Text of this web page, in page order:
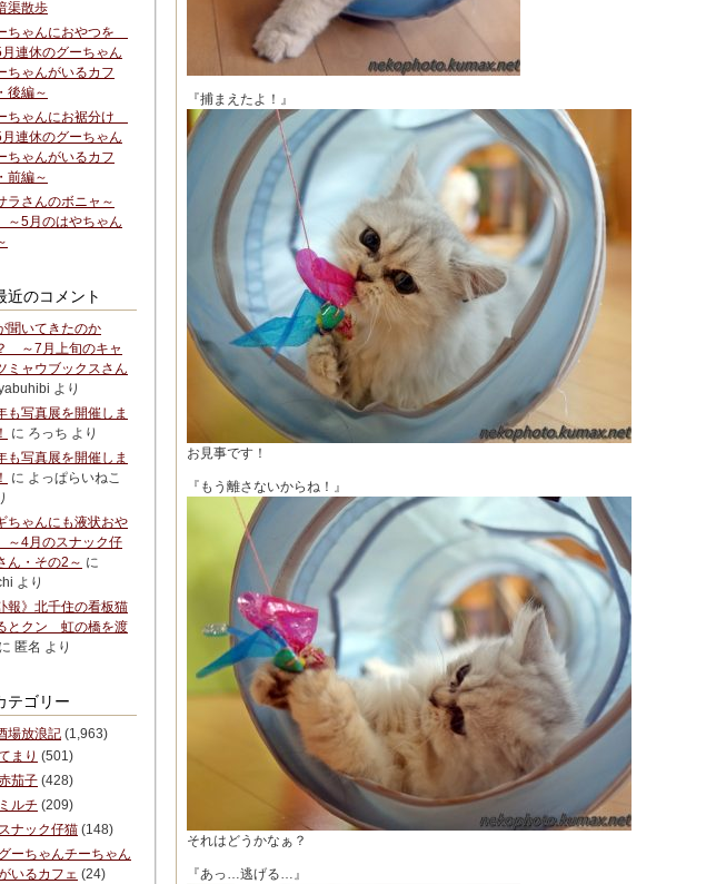
『捕まえたよ！』
お見事です！
『もう離さないからね！』
それはどうかなぁ？
『あっ…逃げる…』
渠散歩
ちゃんにおやつを
月連休のグーちゃん
ちゃんがいるカフ
後編～
ちゃんにお裾分け
月連休のグーちゃん
ちゃんがいるカフ
前編～
ラさんのボニャ～
5月のはやちゃん
近のコメント
聞いてきたのか
～7月上旬のキャ
ミャウブックスさん
より
も写真展を開催しま
に ろっち より
も写真展を開催しま
に よっぱらいねこ
ちゃんにも液状おや
4月のスナック仔
ん・その2～ に
より
報》北千住の看板猫
とクン 虹の橋を渡
に 匿名 より
テゴリー
場放浪記 (1,963)
まり (501)
茄子 (428)
ミルチ (209)
スナック仔猫 (148)
グーちゃんチーちゃん
いるカフェ (24)